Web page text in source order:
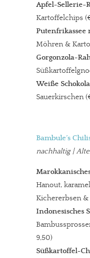
Apfel-Sellerie-
Kartoffelchips
Putenfrikassee
Möhren &
Gorgonzola-
Weiße
Sauerkirschen
Bambule´s
nachhaltig |
Hanout,
Kichererbsen &
Indonesisches
9,50)
Süßkartoffel-